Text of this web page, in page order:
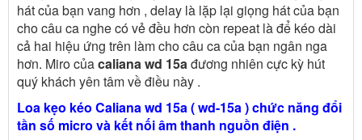
hát của bạn vang hơn , delay là lặp lại giọng hát của bạn
cho câu ca nghe có vẻ đều hơn còn repeat là để kéo dài
cả hai hiệu ứng trên làm cho câu ca của bạn ngân nga
hơn. Miro củacaliana wd 15ađương nhiên cực kỳ hút
quý khách yên tâm về điều này .
Loa kẹo kéo Caliana wd 15a ( wd-15a ) chức năng đổi
tần số micro và kết nối âm thanh nguồn điện .